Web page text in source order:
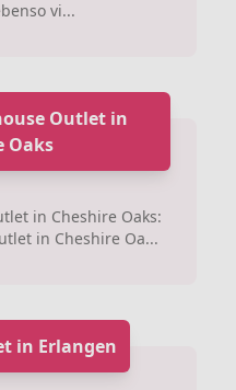
vi...
Outlet in
Oaks
in Cheshire Oaks:
in Cheshire Oa...
in Erlangen